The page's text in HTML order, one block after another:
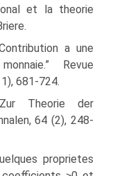
et la theorie
a une
Revue
681-724.
Theorie der
64 (2), 248-
proprietes